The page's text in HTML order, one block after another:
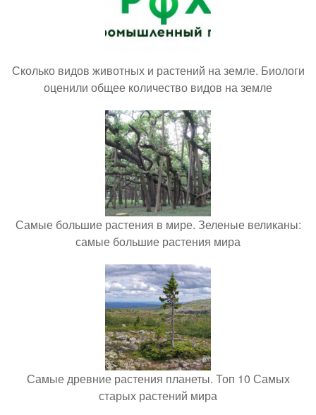
Сколько видов животных и растений на земле. Биологи
оценили общее количество видов на земле
Самые большие растения в мире. Зеленые великаны:
самые большие растения мира
Самые древние растения планеты. Топ 10 Самых
старых растений мира